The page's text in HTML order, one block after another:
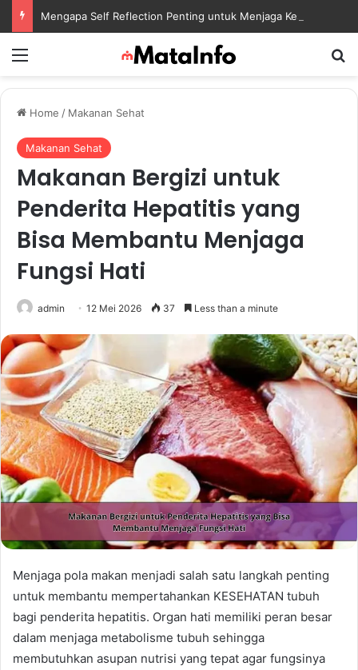
Home / Makanan Sehat
Makanan Sehat
Makanan Bergizi untuk
Penderita Hepatitis yang
Bisa Membantu Menjaga
Fungsi Hati
admin 12 Mei 2026 37 Less than a minute
Menjaga pola makan menjadi salah satu langkah penting
untuk membantu mempertahankan KESEHATAN tubuh
bagi penderita hepatitis. Organ hati memiliki peran besar
dalam menjaga metabolisme tubuh sehingga
membutuhkan asupan nutrisi yang tepat agar fungsinya